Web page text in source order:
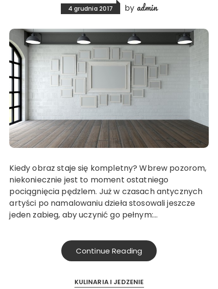
4 grudnia 2017 by admin
Kiedy obraz staje się kompletny? Wbrew pozorom,
niekoniecznie jest to moment ostatniego
pociągnięcia pędzlem. Już w czasach antycznych
artyści po namalowaniu dzieła stosowali jeszcze
jeden zabieg, aby uczynić go pełnym:…
Continue Reading
KULINARIA I JEDZENIE